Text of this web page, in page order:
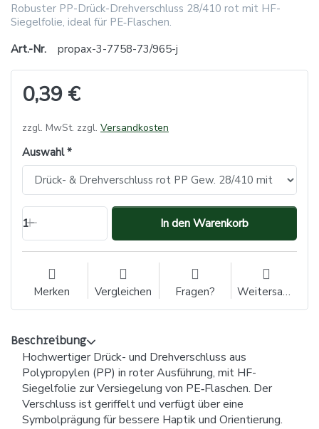
Robuster PP-Drück-Drehverschluss 28/410 rot mit HF-
Siegelfolie, ideal für PE‑Flaschen.
Art.-Nr.
propax-3-7758-73/965-j
0,39 €
zzgl. MwSt. zzgl. Versandkosten
Auswahl
1 In den Warenkorb
Merken Vergleichen Fragen? Weitersagen
Beschreibung
Hochwertiger Drück- und Drehverschluss aus
Polypropylen (PP) in roter Ausführung, mit HF-
Siegelfolie zur Versiegelung von PE‑Flaschen. Der
Verschluss ist geriffelt und verfügt über eine
Symbolprägung für bessere Haptik und Orientierung.